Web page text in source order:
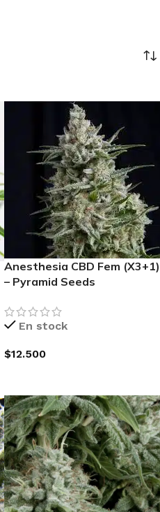
Anesthesia CBD Fem (X3+1)
– Pyramid Seeds
En stock
$12.500